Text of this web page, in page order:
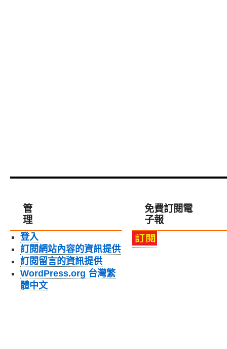
管
理
登入
訂閱網站內容的資訊提供
訂閱留言的資訊提供
WordPress.org 台灣繁
體中文
免費訂閱電
子報